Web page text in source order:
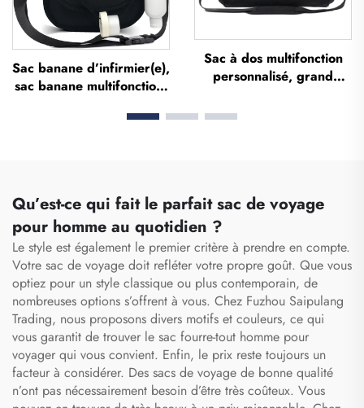
Sac banane d’infirmier(e),
sac banane multifonction,
fermeture à glissière, sac
médicaux pour
infirmiers(es)
Sac à dos multifonction
personnalisé, grand
de salle de gym pour
sac fourre-tout
Qu’est-ce qui fait le parfait sac de voyage
pour homme au quotidien ?
Le style est également le premier critère à prendre en compte.
Votre sac de voyage doit refléter votre propre goût. Que vous
optiez pour un style classique ou plus contemporain, de
nombreuses options s’offrent à vous. Chez Fuzhou Saipulang
Trading, nous proposons divers motifs et couleurs, ce qui
vous garantit de trouver le sac fourre-tout homme pour
voyager qui vous convient. Enfin, le prix reste toujours un
facteur à considérer. Des sacs de voyage de bonne qualité
n’ont pas nécessairement besoin d’être très coûteux. Vous